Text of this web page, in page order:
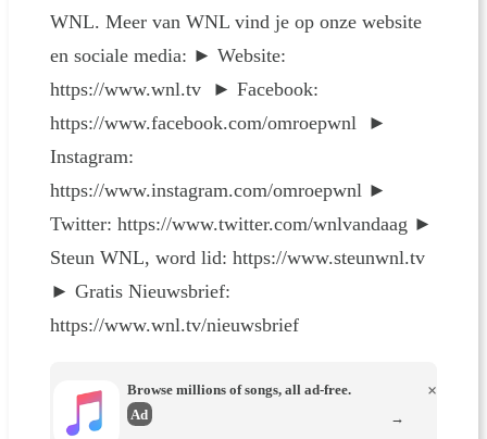
WNL. Meer van WNL vind je op onze website
en sociale media: ► Website:
https://www.wnl.tv ► Facebook:
https://www.facebook.com/omroepwnl ►
Instagram:
https://www.instagram.com/omroepwnl ►
Twitter: https://www.twitter.com/wnlvandaag ►
Steun WNL, word lid: https://www.steunwnl.tv
► Gratis Nieuwsbrief:
https://www.wnl.tv/nieuwsbrief
Browse millions of songs, all ad-free.
Ad
×
→